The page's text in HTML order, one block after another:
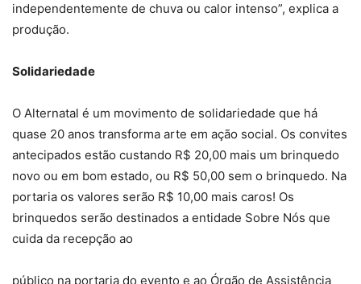
independentemente de chuva ou calor intenso”, explica a
produção.
Solidariedade
O Alternatal é um movimento de solidariedade que há
quase 20 anos transforma arte em ação social. Os convites
antecipados estão custando R$ 20,00 mais um brinquedo
novo ou em bom estado, ou R$ 50,00 sem o brinquedo. Na
portaria os valores serão R$ 10,00 mais caros! Os
brinquedos serão destinados a entidade Sobre Nós que
cuida da recepção ao
público na portaria do evento e ao Órgão de Assistência